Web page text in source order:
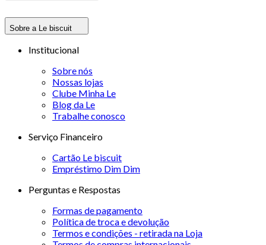
Sobre a Le biscuit
Institucional
Sobre nós
Nossas lojas
Clube Minha Le
Blog da Le
Trabalhe conosco
Serviço Financeiro
Cartão Le biscuit
Empréstimo Dim Dim
Perguntas e Respostas
Formas de pagamento
Política de troca e devolução
Termos e condições - retirada na Loja